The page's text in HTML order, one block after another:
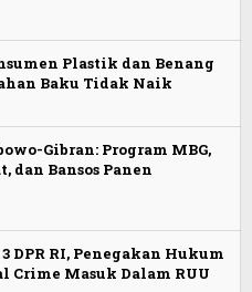
Plastik dan Benang
Baku Tidak Naik
Gibran: Program MBG,
dan Bansos Panen
DPR RI, Penegakan Hukum
Crime Masuk Dalam RUU